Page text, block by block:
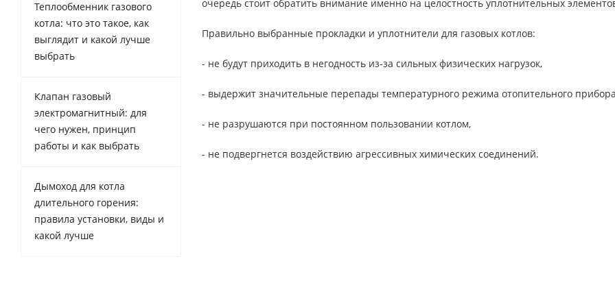
очередь стоит обратить внимание именно на целостность уплотнительных
Правильно выбранные прокладки и уплотнители для газовых котлов:
- не будут приходить в негодность из-за сильных физических нагрузок,
- выдержит значительные перепады температурного режима отопительного
- не разрушаются при постоянном пользовании котлом,
- не подвергнется воздействию агрессивных химических соединений.
Теплообменник газового
котла: что это такое, как
выглядит и какой лучше
выбрать
Клапан газовый
электромагнитный: для
чего нужен, принцип
работы и как выбрать
Дымоход для котла
длительного горения:
правила установки, виды и
какой лучше